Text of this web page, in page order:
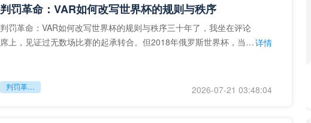
判罚革命：VAR如何改写世界杯的规则与秩序
判罚革命：VAR如何改写世界杯的规则与秩序三十年了，我坐在评论
席上，见证过无数场比赛的起承转合。但2018年俄罗斯世界杯，当
详情
判罚革命：VAR如何改写世界杯的规则与秩序 2026-07-21 03:48:04